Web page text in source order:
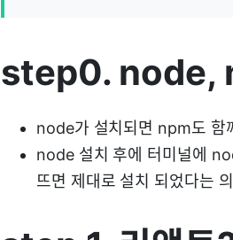
step0. node,
node가 설치되면 npm도 함
node 설치 후에 터미널에
뜨면 제대로 설치 되었다는